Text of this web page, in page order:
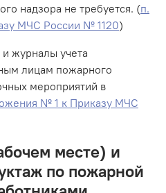
надзора не требуется. (п.
МЧС России № 1120)
журналы учета
лицам пожарного
мероприятий в
№ 1 к Приказу МЧС
месте) и
по пожарной